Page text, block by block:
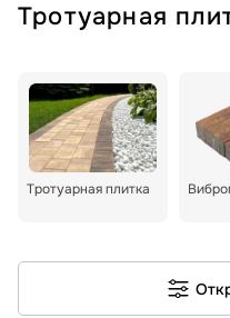
Тротуарная
Тротуарная плитка